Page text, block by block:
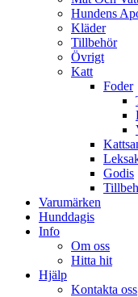
Hundens
Kläder
Tillbehör
Övrigt
Katt
Foder
Godis
Varumärken
Hunddagis
Info
Om oss
Hitta hit
Hjälp
Kontakta oss